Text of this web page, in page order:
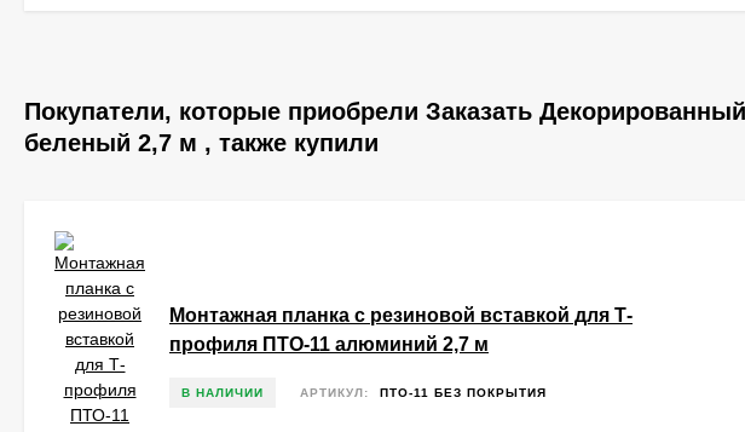
Покупатели, которые приобрели Заказать
беленый 2,7 м , также купили
Монтажная планка с резиновой вставкой для Т-
профиля ПТО-11 алюминий 2,7 м
В НАЛИЧИИ АРТИКУЛ: ПТО-11 БЕЗ ПОКРЫТИЯ